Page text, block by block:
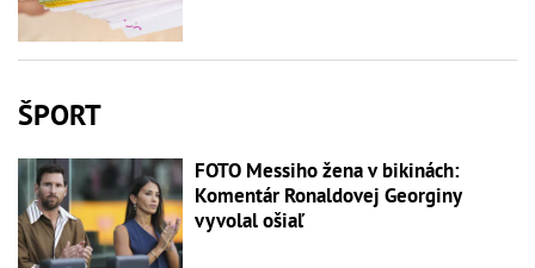
ŠPORT
FOTO Messiho žena v bikinách:
Komentár Ronaldovej Georginy
vyvolal ošiaľ